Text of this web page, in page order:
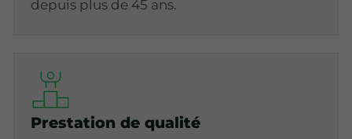
depuis plus de 45 ans.
Prestation de qualité